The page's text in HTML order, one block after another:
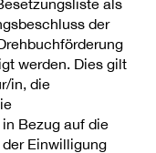
als
der
werden. Dies gilt
in, die
Bezug auf die
Einwilligung